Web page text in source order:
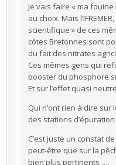
Je vais faire « ma fouine
au choix. Mais
scientifique » de ces
côtes Bretonnes sont
du fait des nitrates
Ces mêmes gens qui
booster du phosphore
Et sur l’effet quasi
Qui n’ont rien à dire
des stations
C’est juste un constat
peut-être que sur la
bien plus pertinents ….